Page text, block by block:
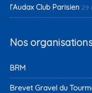
l’Audax Club Parisien 29
Nos
BRM
Brevet Gravel du